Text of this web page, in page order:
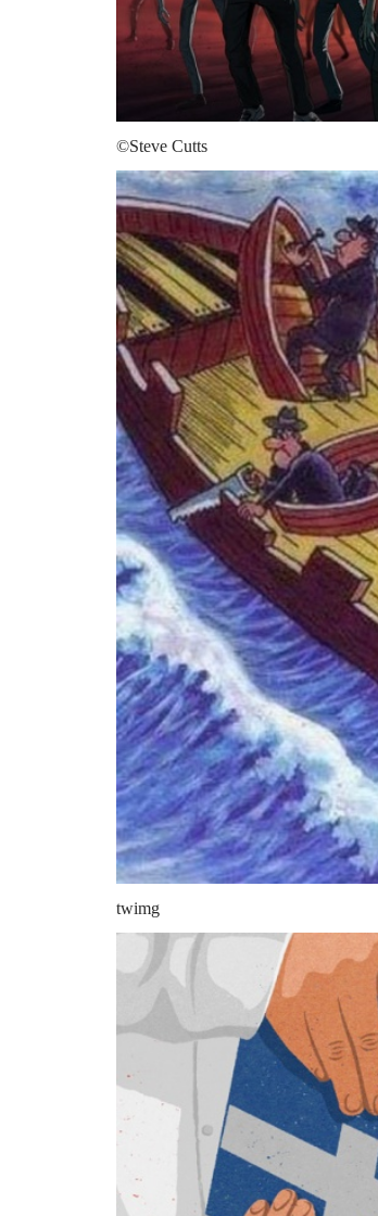
©Steve Cutts
twimg